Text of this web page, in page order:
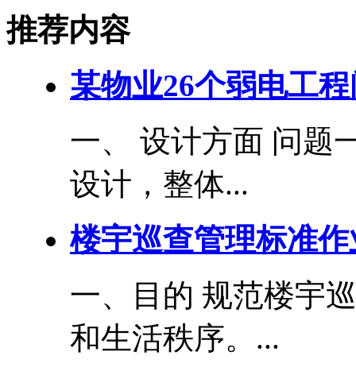
推荐内容
某物业26个弱电工
一、 设计方面 问题
设计，整体...
楼宇巡查管理标准
一、目的 规范楼宇
和生活秩序。...